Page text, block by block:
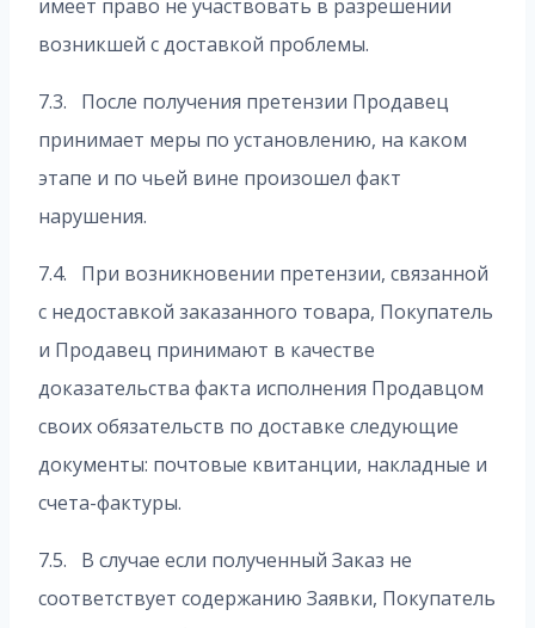
имеет право не участвовать в разрешении
возникшей с доставкой проблемы.
7.3. После получения претензии Продавец
принимает меры по установлению, на каком
этапе и по чьей вине произошел факт
нарушения.
7.4. При возникновении претензии, связанной
с недоставкой заказанного товара, Покупатель
и Продавец принимают в качестве
доказательства факта исполнения Продавцом
своих обязательств по доставке следующие
документы: почтовые квитанции, накладные и
счета-фактуры.
7.5. В случае если полученный Заказ не
соответствует содержанию Заявки, Покупатель